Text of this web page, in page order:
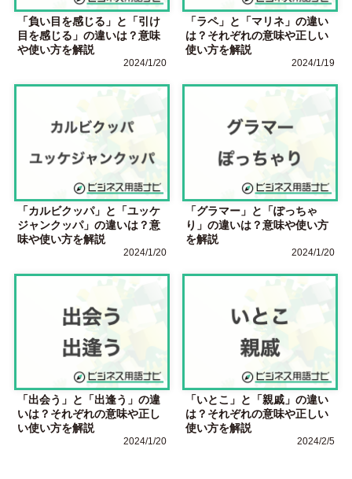
「負い目を感じる」と「引け
目を感じる」の違いは？意味
や使い方を解説
2024/1/20
「ラペ」と「マリネ」の違い
は？それぞれの意味や正しい
使い方を解説
2024/1/19
「カルビクッパ」と「ユッケ
ジャンクッパ」の違いは？意
味や使い方を解説
2024/1/20
「グラマー」と「ぽっちゃ
り」の違いは？意味や使い方
を解説
2024/1/20
「出会う」と「出逢う」の違
いは？それぞれの意味や正し
い使い方を解説
2024/1/20
「いとこ」と「親戚」の違い
は？それぞれの意味や正しい
使い方を解説
2024/2/5